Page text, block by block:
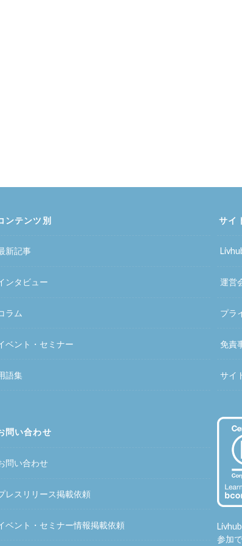
ンテンツ別
新記事
ンタビュー
ラム
ベント・セミナー
語集
問い合わせ
問い合わせ
レスリリース掲載依頼
ベント・セミナー情報掲載依頼
サイ
運営
プラ
免責
サイ
参加